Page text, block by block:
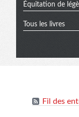
Équitation de
Tous les livres
Fil des